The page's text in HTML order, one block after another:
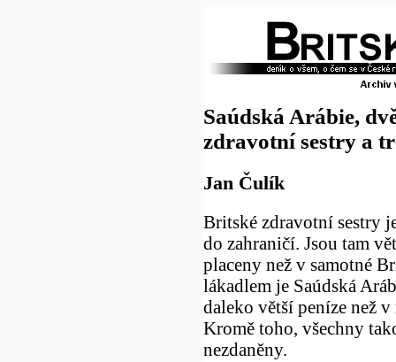
Saúdská Arábie,
zdravotní sestry a
Jan Čulík
Britské zdravotní sestry
do zahraničí. Jsou tam
placeny než v samotné
lákadlem je Saúdská
daleko větší peníze než v
Kromě toho, všechny
nezdaněny.